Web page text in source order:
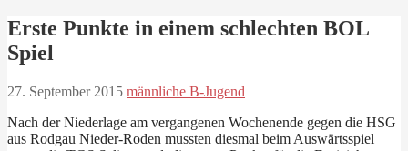
Erste Punkte in einem schlechten BOL
Spiel
27. September 2015 männliche B-Jugend
Nach der Niederlage am vergangenen Wochenende gegen die HSG
aus Rodgau Nieder-Roden mussten diesmal beim Auswärtsspiel